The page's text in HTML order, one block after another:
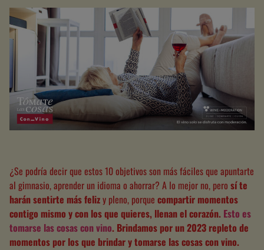
¿Se podría decir que estos 10 objetivos son más fáciles que apuntarte
al gimnasio, aprender un idioma o ahorrar? A lo mejor no, pero sí te
harán sentirte más felizy pleno, porque compartir momentos
contigo mismo y con los que quieres, llenan el corazón. Esto es
tomarse las cosas con vino. Brindamos por un 2023 repleto de
momentos por los que brindar y tomarse las cosas con vino.